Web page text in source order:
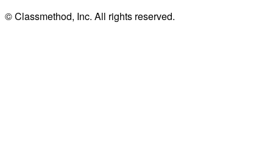
© Classmethod, Inc. All rights reserved.